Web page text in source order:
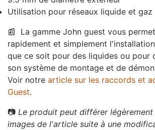
Utilisation pour réseaux liquide et gaz
📰 La gamme John guest vous
rapidement et simplement
que ce soit pour des liquides ou pour
son système de montage et de
Voir notre article sur les raccords et
Guest.
📷 Le produit peut différer
images de l'article suite à une